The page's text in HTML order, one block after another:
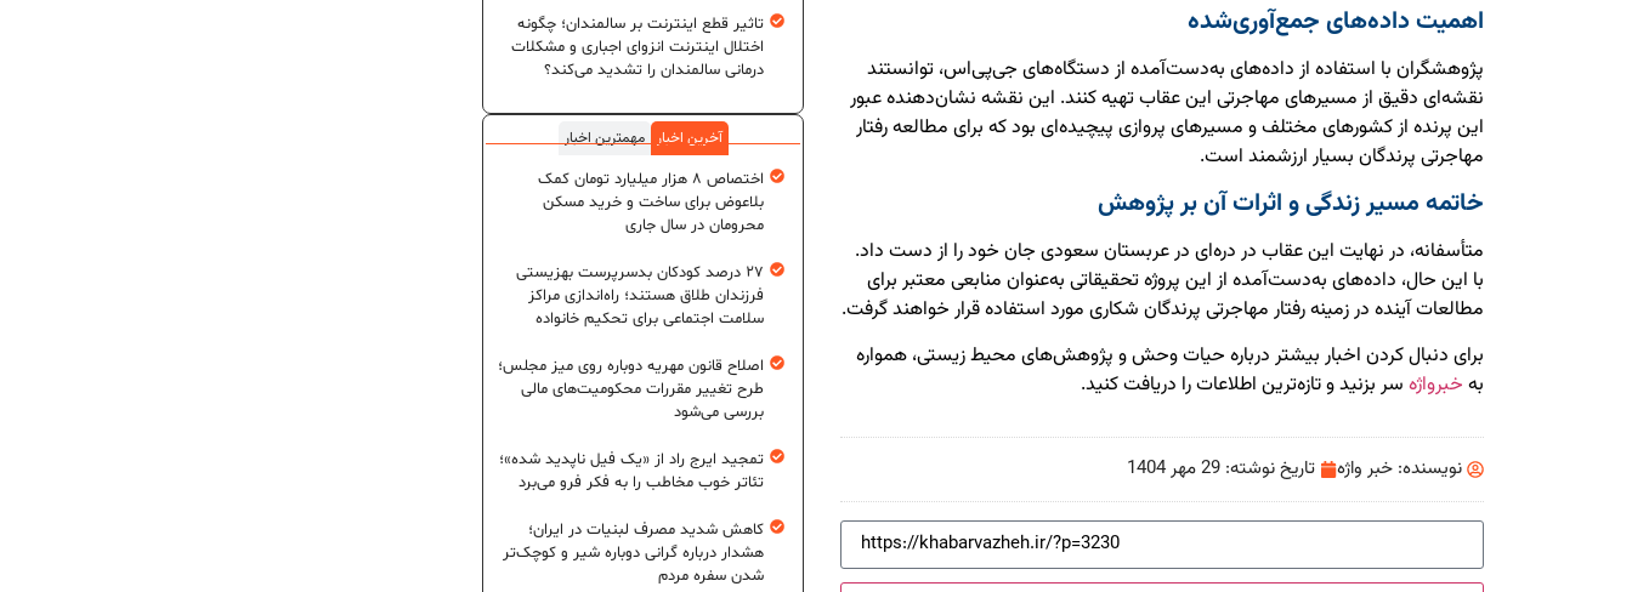
اهمیت داده‌های جمع‌آوری‌شده
پژوهشگران با استفاده از داده‌های به‌دست‌آمده از دستگاه‌های جی‌پی‌اس، توانستند
نقشه‌ای دقیق از مسیرهای مهاجرتی این عقاب تهیه کنند. این نقشه نشان‌دهنده عبور
این پرنده از کشورهای مختلف و مسیرهای پروازی پیچیده‌ای بود که برای مطالعه رفتار
مهاجرتی پرندگان بسیار ارزشمند است.
خاتمه مسیر زندگی و اثرات آن بر پژوهش
متأسفانه، در نهایت این عقاب در دره‌ای در عربستان سعودی جان خود را از دست داد.
با این حال، داده‌های به‌دست‌آمده از این پروژه تحقیقاتی به‌عنوان منابعی معتبر برای
مطالعات آینده در زمینه رفتار مهاجرتی پرندگان شکاری مورد استفاده قرار خواهند گرفت.
برای دنبال کردن اخبار بیشتر درباره حیات وحش و پژوهش‌های محیط زیستی، همواره
به خبرواژه سر بزنید و تازه‌ترین اطلاعات را دریافت کنید.
نویسنده: خبر واژه تاریخ نوشته: 29 مهر 1404
تاثیر قطع اینترنت بر سالمندان؛ چگونه
اختلال اینترنت انزوای اجباری و مشکلات
درمانی سالمندان را تشدید می‌کند؟
آخرین اخبار
مهمترین اخبار
اختصاص ۸ هزار میلیارد تومان کمک
بلاعوض برای ساخت و خرید مسکن
محرومان در سال جاری
۲۷ درصد کودکان بدسرپرست بهزیستی
فرزندان طلاق هستند؛ راه‌اندازی مراکز
سلامت اجتماعی برای تحکیم خانواده
اصلاح قانون مهریه دوباره روی میز مجلس؛
طرح تغییر مقررات محکومیت‌های مالی
بررسی می‌شود
تمجید ایرج راد از «یک فیل ناپدید شده»؛
تئاتر خوب مخاطب را به فکر فرو می‌برد
کاهش شدید مصرف لبنیات در ایران؛
هشدار درباره گرانی دوباره شیر و کوچک‌تر
شدن سفره مردم